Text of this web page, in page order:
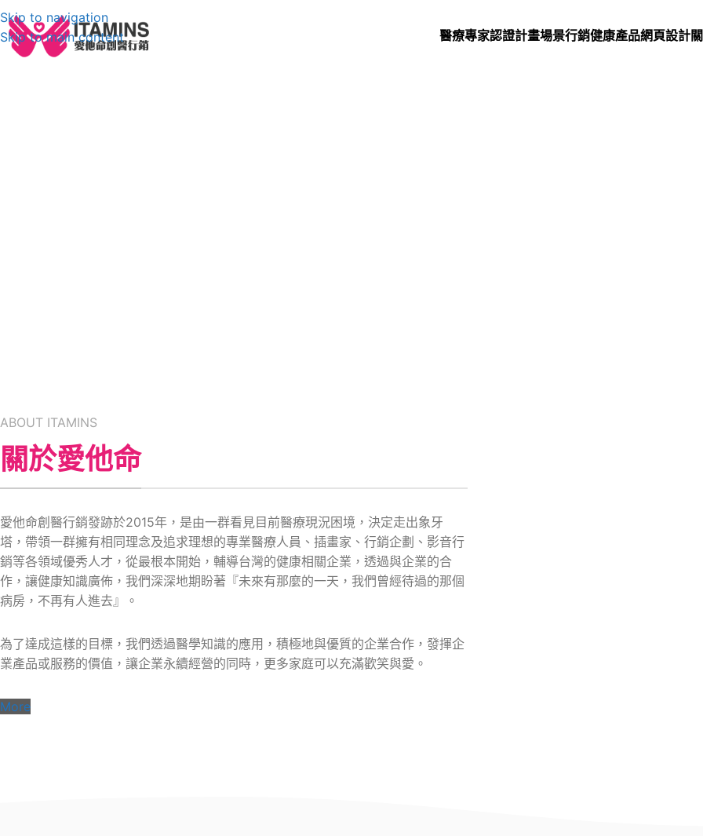
Skip to navigation
Skip to main content
醫療專家認證計畫場景行銷健康產品網頁設計
ABOUT ITAMINS
關於愛他命
愛他命創醫行銷發跡於2015年，是由一群看見目前醫療現況困境，決定走出象牙
塔，帶領一群擁有相同理念及追求理想的專業醫療人員、插畫家、行銷企劃、影音行
銷等各領域優秀人才，從最根本開始，輔導台灣的健康相關企業，透過與企業的合
作，讓健康知識廣佈，我們深深地期盼著『未來有那麼的一天，我們曾經待過的那個
病房，不再有人進去』。
為了達成這樣的目標，我們透過醫學知識的應用，積極地與優質的企業合作，發揮企
業產品或服務的價值，讓企業永續經營的同時，更多家庭可以充滿歡笑與愛。
More